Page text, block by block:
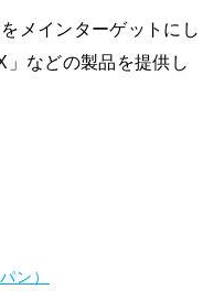
メインターゲットにし
などの製品を提供し
ン）